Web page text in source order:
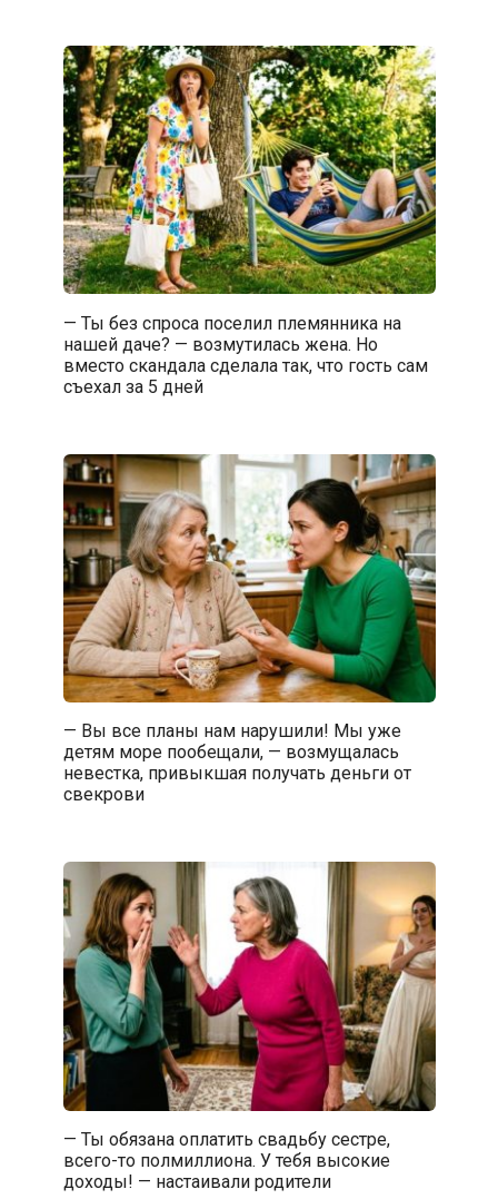
— Ты без спроса поселил племянника на
нашей даче? — возмутилась жена. Но
вместо скандала сделала так, что гость сам
съехал за 5 дней
— Вы все планы нам нарушили! Мы уже
детям море пообещали, — возмущалась
невестка, привыкшая получать деньги от
свекрови
— Ты обязана оплатить свадьбу сестре,
всего-то полмиллиона. У тебя высокие
доходы! — настаивали родители